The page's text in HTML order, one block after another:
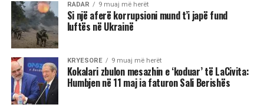
RADAR 9 muaj më herët
Si një aferë korrupsioni mund t’i japë fund
luftës në Ukrainë
KRYESORE 9 muaj më herët
Kokalari zbulon mesazhin e ‘koduar’ të LaCivita:
Humbjen në 11 maj ia faturon Sali Berishës